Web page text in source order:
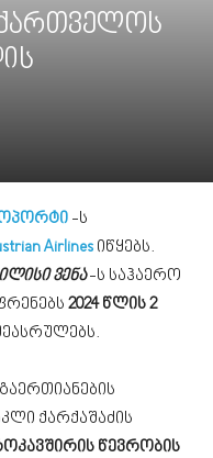
-ს
Airlines იწყებს.
ვენა-ს საჰაერო
2024 წლის 2
ქარქაშაძის
წევრობის